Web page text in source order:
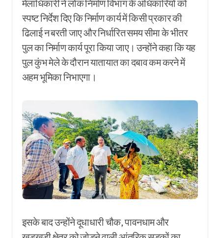
मेलाधिकारी ने लोक निर्माण विभाग के अधिकारियों को
स्पष्ट निर्देश दिए कि निर्माण कार्य में किसी प्रकार की
ढिलाई न बरती जाए और निर्धारित समय सीमा के भीतर
पुल का निर्माण कार्य पूरा किया जाए। उन्होंने कहा कि यह
पुल कुंभ मेले के दौरान यातायात का दबाव कम करने में
अहम भूमिका निभाएगा।
इसके बाद उन्होंने दूधाधारी चौक, पावनधाम और